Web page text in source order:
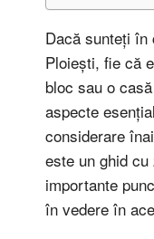
Dacă sunteți în
Ploiești, fie că
bloc sau o
aspecte
considerare
este un ghid
importante
în vedere în